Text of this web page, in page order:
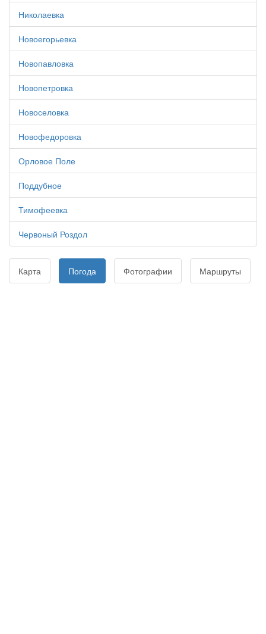
Николаевка
Новоегорьевка
Новопавловка
Новопетровка
Новоселовка
Новофедоровка
Орловое Поле
Поддубное
Тимофеевка
Червоный Роздол
Карта Погода Фотографии Маршруты